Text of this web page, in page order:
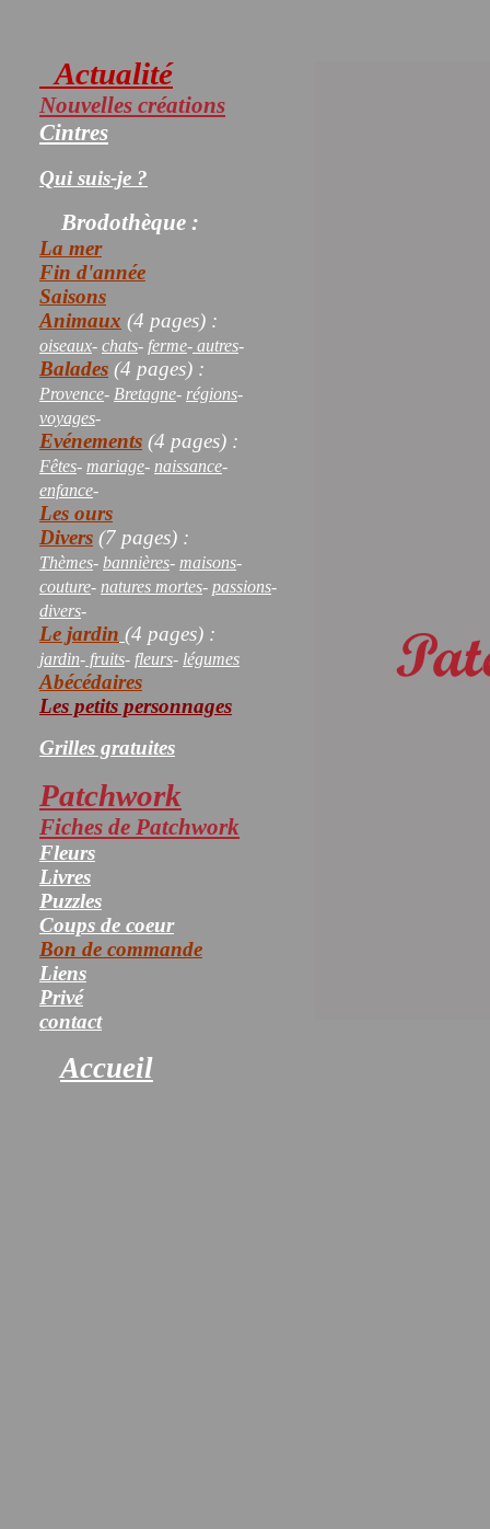
Actualité
Nouvelles créations
Cintres
Qui suis-je ?
Brodothèque :
La mer
Fin d'année
Saisons
Animaux (4 pages) :
oiseaux- chats- ferme- autres-
Balades (4 pages) :
Provence- Bretagne- régions-
voyages-
Evénements (4 pages) :
Fêtes- mariage- naissance-
enfance-
Les ours
Divers (7 pages) :
Thèmes- bannières- maisons-
couture- natures mortes- passions-
divers-
Le jardin (4 pages) :
jardin- fruits- fleurs- légumes
Abécédaires
Les petits personnages
Grilles gratuites
Patchwork
Fiches de Patchwork
Fleurs
Livres
Puzzles
Coups de coeur
Bon de commande
Liens
Privé
contact
Accueil